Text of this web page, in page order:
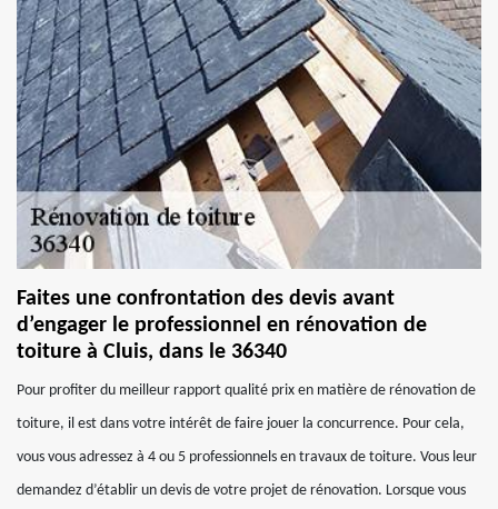
Faites une confrontation des devis avant
d’engager le professionnel en rénovation de
toiture à Cluis, dans le 36340
Pour profiter du meilleur rapport qualité prix en matière de rénovation de
toiture, il est dans votre intérêt de faire jouer la concurrence. Pour cela,
vous vous adressez à 4 ou 5 professionnels en travaux de toiture. Vous leur
demandez d’établir un devis de votre projet de rénovation. Lorsque vous